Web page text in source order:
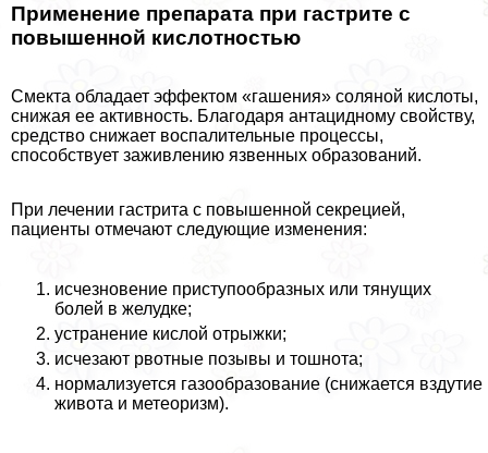
Применение препарата при гастрите с
повышенной кислотностью
Смекта обладает эффектом «гашения» соляной кислоты,
снижая ее активность. Благодаря антацидному свойству,
средство снижает воспалительные процессы,
способствует заживлению язвенных образований.
При лечении гастрита с повышенной секрецией,
пациенты отмечают следующие изменения:
исчезновение приступообразных или тянущих
болей в желудке;
устранение кислой отрыжки;
исчезают рвотные позывы и тошнота;
нормализуется газообразование (снижается вздутие
живота и метеоризм).